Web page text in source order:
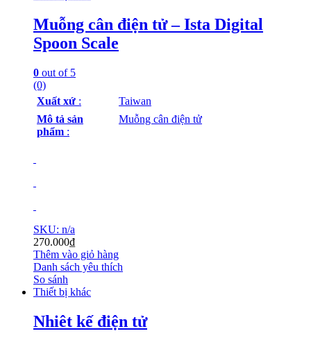
Muỗng cân điện tử – Ista Digital
Spoon Scale
0 out of 5
(0)
Xuất xứ :
Taiwan
Mô tả sản
phẩm :
Muỗng cân điện tử
SKU: n/a
270.000₫
Thêm vào giỏ hàng
Danh sách yêu thích
So sánh
Thiết bị khác
Nhiêt kế điện tử